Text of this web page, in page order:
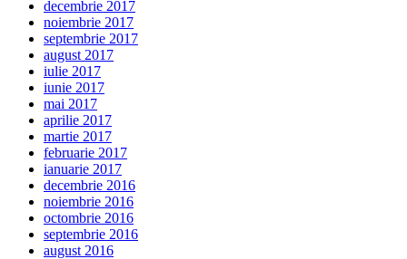
decembrie 2017
noiembrie 2017
septembrie 2017
august 2017
iulie 2017
iunie 2017
mai 2017
aprilie 2017
martie 2017
februarie 2017
ianuarie 2017
decembrie 2016
noiembrie 2016
octombrie 2016
septembrie 2016
august 2016